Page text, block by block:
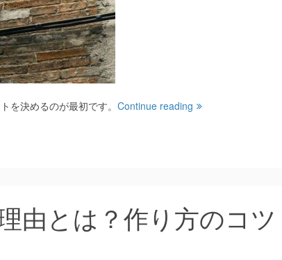
を決めるのが最初です。 Continue reading
由とは？作り方のコツ